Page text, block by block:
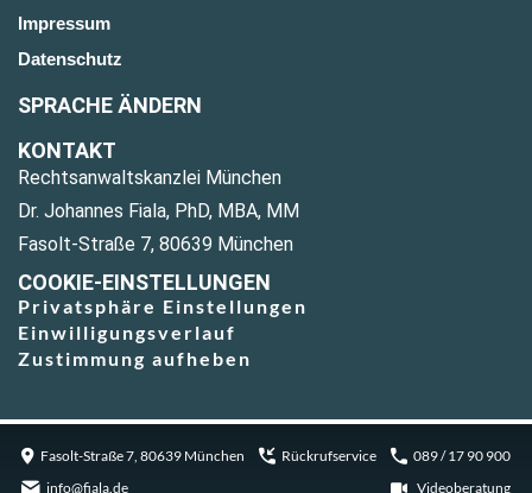
Impressum
Datenschutz
SPRACHE ÄNDERN
KONTAKT
Rechtsanwaltskanzlei München
Dr. Johannes Fiala, PhD, MBA, MM
Fasolt-Straße 7, 80639 München
COOKIE-EINSTELLUNGEN
Privatsphäre Einstellungen
Einwilligungsverlauf
Zustimmung aufheben
Fasolt-Straße 7, 80639 München Rückrufservice
089 / 17 90 900
info@fiala.de
Videoberatung